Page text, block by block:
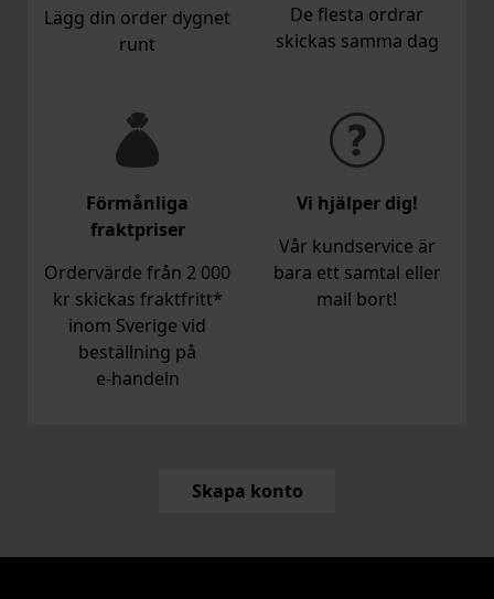
Lägg din order dygnet
runt
De flesta ordrar
skickas samma dag
Förmånliga
fraktpriser
Ordervärde från 2 000
kr skickas fraktfritt*
inom Sverige vid
beställning på
e‑handeln
Vi hjälper dig!
Vår kundservice är
bara ett samtal eller
mail bort!
Skapa konto